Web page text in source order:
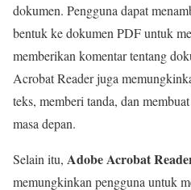
dokumen. Pengguna dapat
bentuk ke dokumen PDF untuk
memberikan komentar tentang
Acrobat Reader juga
teks, memberi tanda, dan
masa depan.
Selain itu, Adobe Acrobat
memungkinkan pengguna untuk